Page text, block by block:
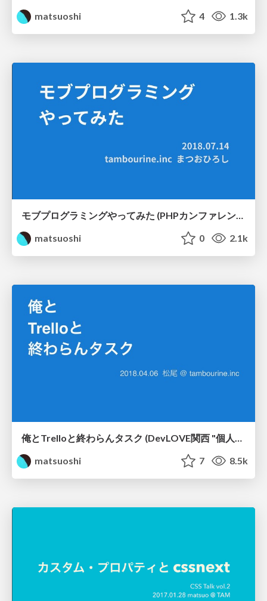
matsuoshi
4 1.3k
モブプログラミングやってみた (PHPカンファレンス関西2018懇親会LT) #phpkansai / mobmob
matsuoshi
0 2.1k
俺とTrelloと終わらんタスク (DevLOVE関西 "個人のタスクマネジメント"のコツや悩みを話す場 資料) #devkan
matsuoshi
7 8.5k